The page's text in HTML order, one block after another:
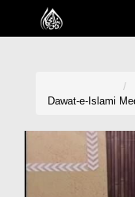
Home
Madani Channel
Dawat-e-Islami